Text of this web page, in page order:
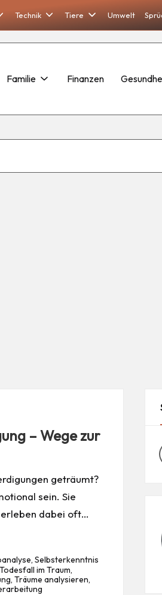
Technik Tiere Umwelt
Familie Finanzen
– Wege zur
geträumt?
sein. Sie
dabei oft…
,Selbsterkenntnis
Todesfall im Traum,
, Träume analysieren,